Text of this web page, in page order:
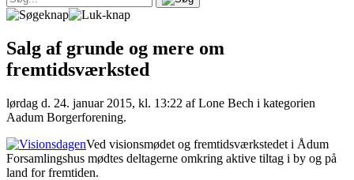
Salg af grunde og mere om
fremtidsværksted
lørdag d. 24. januar 2015, kl. 13:22 af Lone Bech i kategorien
Aadum Borgerforening.
Ved visionsmødet og fremtidsværkstedet i Ådum
Forsamlingshus mødtes deltagerne omkring aktive tiltag i by og på
land for fremtiden.